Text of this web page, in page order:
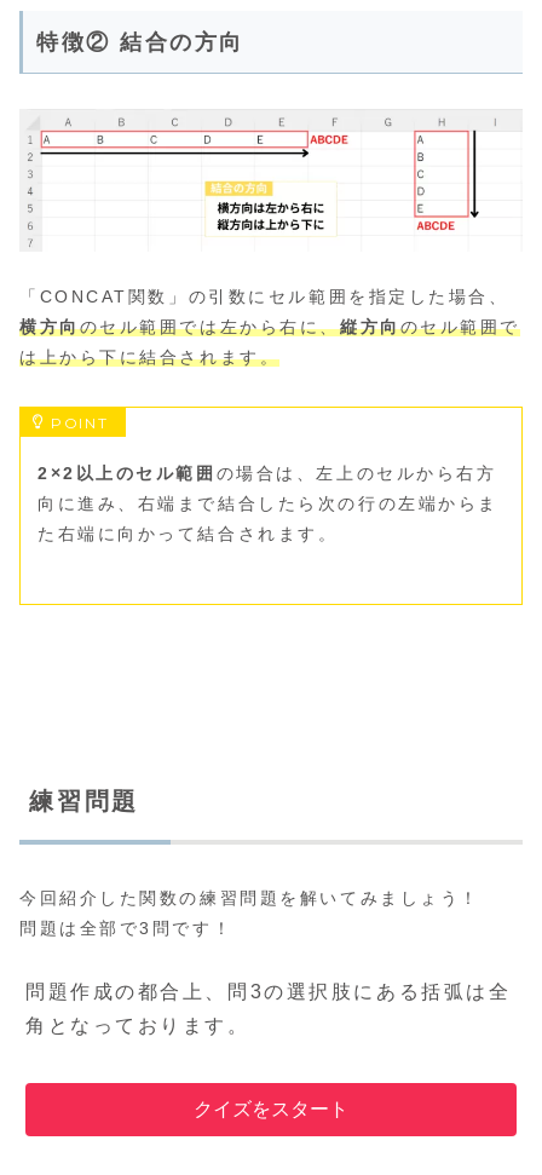
特徴② 結合の方向
「CONCAT関数」の引数にセル範囲を指定した場合、
横方向のセル範囲では左から右に、縦方向のセル範囲で
は上から下に結合されます。
2×2以上のセル範囲 の場合は、左上のセルから右方
向に進み、右端まで結合したら次の行の左端からま
た右端に向かって結合されます。
練習問題
今回紹介した関数の練習問題を解いてみましょう！
問題は全部で3問です！
問題作成の都合上、問3の選択肢にある括弧は全
角となっております。
クイズをスタート